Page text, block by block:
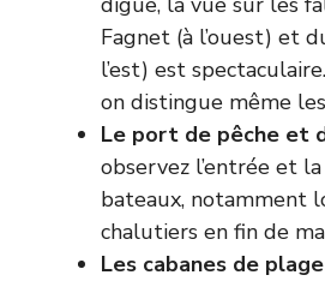
Fagnet (à l’ouest) et
l’est) est
on distingue même
Le port de pêche et
observez l’entrée et
bateaux, notamment
chalutiers en fin de
Les cabanes de